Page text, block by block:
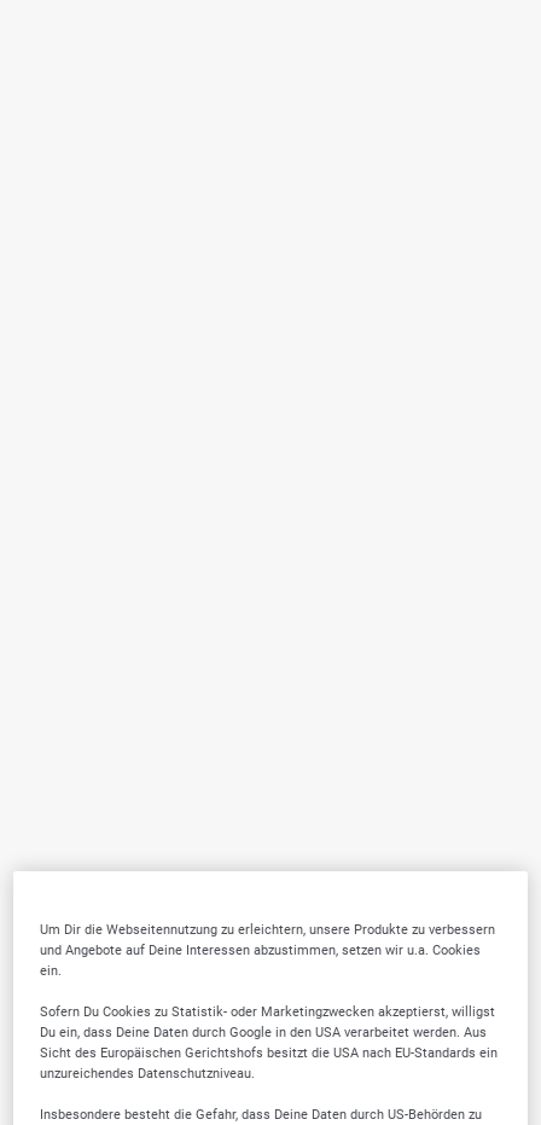
Um Dir die Webseitennutzung zu erleichtern, unsere Produkte zu verbessern
und Angebote auf Deine Interessen abzustimmen, setzen wir u.a. Cookies
ein.
Sofern Du Cookies zu Statistik- oder Marketingzwecken akzeptierst, willigst
Du ein, dass Deine Daten durch Google in den USA verarbeitet werden. Aus
Sicht des Europäischen Gerichtshofs besitzt die USA nach EU-Standards ein
unzureichendes Datenschutzniveau.
Insbesondere besteht die Gefahr, dass Deine Daten durch US-Behörden zu